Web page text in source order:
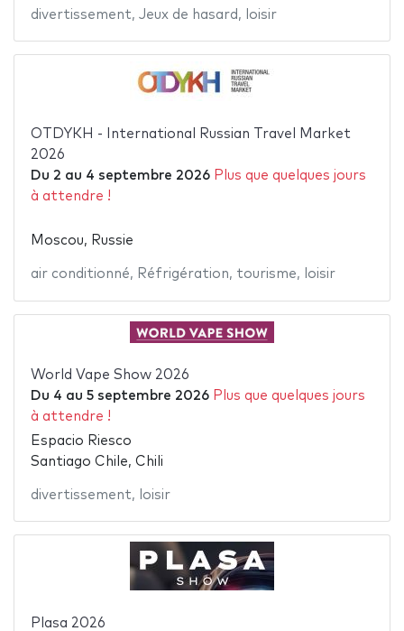
divertissement, Jeux de hasard , loisir
OTDYKH - International Russian Travel Market
2026
Du 2 au 4 septembre 2026 Plus que quelques jours
à attendre !
Moscou, Russie
air conditionné, Réfrigération, tourisme, loisir
World Vape Show 2026
Du 4 au 5 septembre 2026 Plus que quelques jours
à attendre !
Espacio Riesco
Santiago Chile, Chili
divertissement, loisir
Plasa 2026